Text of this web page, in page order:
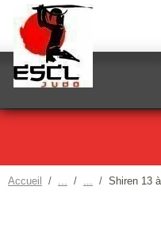
Accueil Shiren 13
Panneau de gestion des